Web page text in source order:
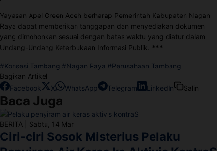
Yayasan Apel Green Aceh berharap Pemerintah Kabupaten Nagan
Raya dapat memberikan tanggapan dan menyediakan dokumen
yang dimohonkan sesuai dengan batas waktu yang diatur dalam
Undang-Undang Keterbukaan Informasi Publik. ***
#Konsesi Tambang #Nagan Raya #Perusahaan Tambang
Bagikan Artikel
Facebook
X WhatsApp Telegram LinkedIn Salin
Baca Juga
BERITA Sabtu, 14 Mar
Ciri-ciri Sosok Misterius Pelaku